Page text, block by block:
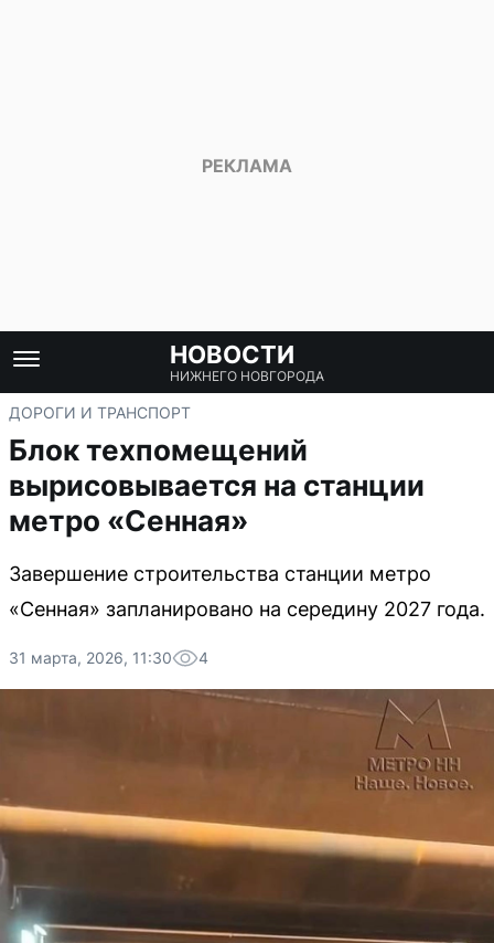
НОВОСТИ
НИЖНЕГО НОВГОРОДА
ДОРОГИ И ТРАНСПОРТ
Блок техпомещений
вырисовывается на станции
метро «Сенная»
Завершение строительства станции метро
«Сенная» запланировано на середину 2027 года.
31 марта, 2026, 11:30 4